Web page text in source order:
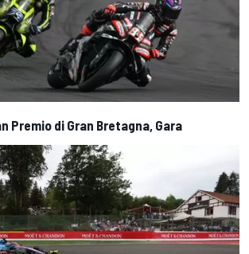
Premio di Gran Bretagna, Gara